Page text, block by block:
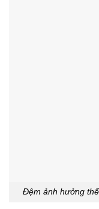
Đệm ảnh hưởng